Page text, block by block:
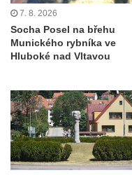
Socha Atlet v ZOO
Socha Marabu v ZOO
Busta Karla Maxe
Socha Mladý slon v
Socha Býk v ZOO
Socha Uprchlý otrok
v ZOO Dresden
7. 8. 2026
Socha Posel na břehu
Munického rybníka ve
Hluboké nad Vltavou